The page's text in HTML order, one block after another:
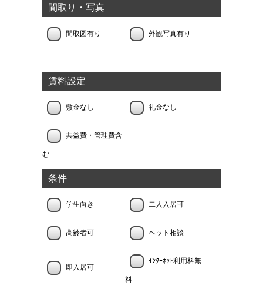
間取り・写真
間取図有り 外観写真有り
賃料設定
敷金なし 礼金なし
共益費・管理費含
む
条件
学生向き 二人入居可
高齢者可 ペット相談
即入居可
ｲﾝﾀｰﾈｯﾄ利用料無
料